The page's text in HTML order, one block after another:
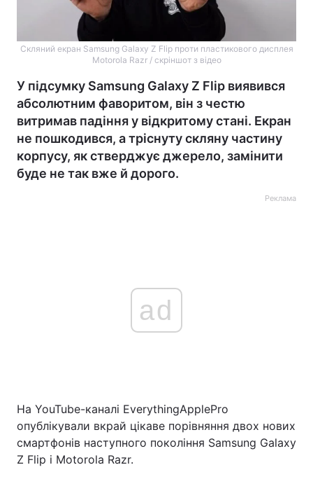
Скляний екран Samsung Galaxy Z Flip проти пластикового дисплея
Motorola Razr / скріншот з відео
У підсумку Samsung Galaxy Z Flip виявився
абсолютним фаворитом, він з честю
витримав падіння у відкритому стані. Екран
не пошкодився, а тріснуту скляну частину
корпусу, як стверджує джерело, замінити
буде не так вже й дорого.
Реклама
ad
На YouTube-каналі EverythingApplePro
опублікували вкрай цікаве порівняння двох нових
смартфонів наступного покоління Samsung Galaxy
Z Flip і Motorola Razr.